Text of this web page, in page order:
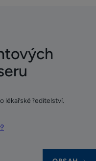
lékařské ředitelství.